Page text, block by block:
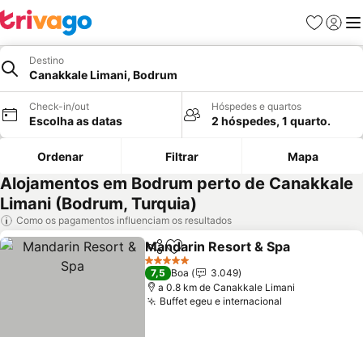
Favoritos
Iniciar
Destino
Canakkale Limani, Bodrum
Check-in/out
Escolha as datas
Hóspedes e quartos
2 hóspedes, 1 quarto.
Ordenar Filtrar Mapa
Alojamentos em Bodrum perto de Canakkale
Limani (Bodrum, Turquia)
Como os pagamentos influenciam os resultados
PartilharAdicionar aos favoritos
Mandarin Resort & Spa
5 Estrelas
7,5 Boa
3.049
a 0.8 km de Canakkale Limani
Buffet egeu e internacional